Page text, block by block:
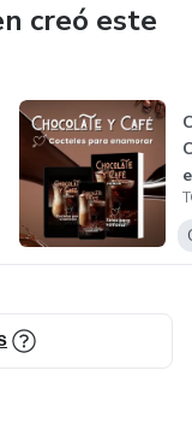
creó este